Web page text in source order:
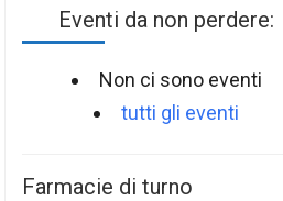
Eventi da non perdere:
Non ci sono eventi
tutti gli eventi
Farmacie di turno